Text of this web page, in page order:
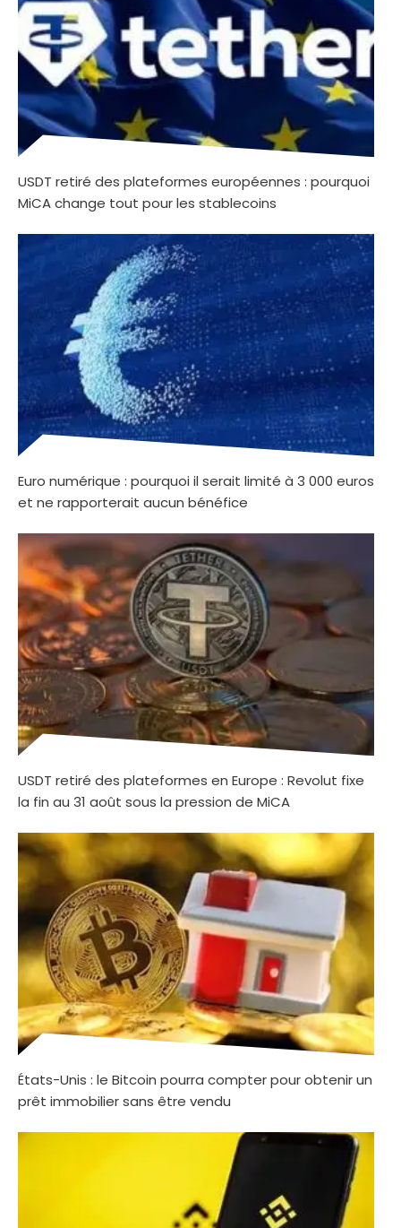
USDT retiré des plateformes européennes : pourquoi
MiCA change tout pour les stablecoins
Euro numérique : pourquoi il serait limité à 3 000 euros
et ne rapporterait aucun bénéfice
USDT retiré des plateformes en Europe : Revolut fixe
la fin au 31 août sous la pression de MiCA
États-Unis : le Bitcoin pourra compter pour obtenir un
prêt immobilier sans être vendu